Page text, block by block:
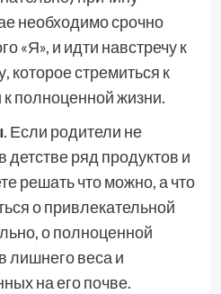
необходимо срочно
«Я», и идти навстречу к
стремиться к
полноценной жизни.
. Если родители не
ряд продуктов и
решать что можно, а что
о привлекательной
о полноценной
лишнего веса и
на его почве.